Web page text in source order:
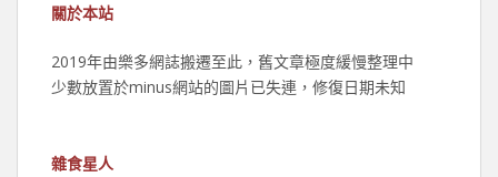
關於本站
2019年由樂多網誌搬遷至此，舊文章極度緩慢整理中
少數放置於minus網站的圖片已失連，修復日期未知
雜食星人